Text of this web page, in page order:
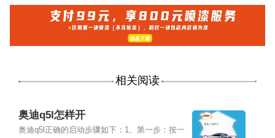
相关阅读
奥迪q5l怎样开
奥迪q5l正确的启动步骤如下：1、第一步：按一